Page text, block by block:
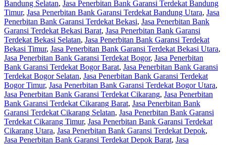
Bandung Selatan, Jasa Penerbitan Bank Garansi Terdekat Bandung
Timur, Jasa Penerbitan Bank Garansi Terdekat Bandung Utara, Jasa
Penerbitan Bank Garansi Terdekat Bekasi, Jasa Penerbitan Bank
Garansi Terdekat Bekasi Barat, Jasa Penerbitan Bank Garansi
Terdekat Bekasi Selatan, Jasa Penerbitan Bank Garansi Terdekat
Bekasi Timur, Jasa Penerbitan Bank Garansi Terdekat Bekasi Utara,
Jasa Penerbitan Bank Garansi Terdekat Bogor, Jasa Penerbitan
Bank Garansi Terdekat Bogor Barat, Jasa Penerbitan Bank Garansi
Terdekat Bogor Selatan, Jasa Penerbitan Bank Garansi Terdekat
Bogor Timur, Jasa Penerbitan Bank Garansi Terdekat Bogor Utara,
Jasa Penerbitan Bank Garansi Terdekat Cikarang, Jasa Penerbitan
Bank Garansi Terdekat Cikarang Barat, Jasa Penerbitan Bank
Garansi Terdekat Cikarang Selatan, Jasa Penerbitan Bank Garansi
Terdekat Cikarang Timur, Jasa Penerbitan Bank Garansi Terdekat
Cikarang Utara, Jasa Penerbitan Bank Garansi Terdekat Depok,
Jasa Penerbitan Bank Garansi Terdekat Depok Barat, Jasa